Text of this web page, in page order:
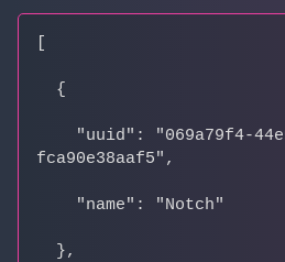
[
{
"uuid": "069a79f4-
fca90e38aaf5",
"name": "Notch"
},